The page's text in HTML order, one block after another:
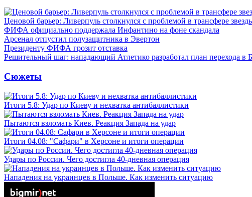
Ценовой барьер: Ливерпуль столкнулся с проблемой в трансфере
ФИФА официально поддержала Инфантино на фоне скандала
Арсенал отпустил полузащитника в Эвертон
Президенту ФИФА грозит отставка
Решительный шаг: нападающий Атлетико разработал план перехода в
Сюжеты
Итоги 5.8: Удар по Киеву и нехватка антибаллистики
Пытаются взломать Киев. Реакция Запада на удар
Итоги 04.08: "Сафари" в Херсоне и итоги операции
Удары по России. Чего достигла 40-дневная операция
Нападения на украинцев в Польше. Как изменить ситуацию